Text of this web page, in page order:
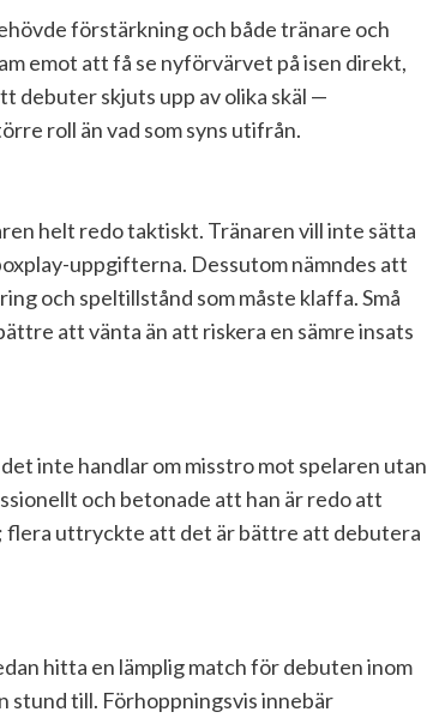
förstärkning och både tränare och
emot att få se nyförvärvet på isen direkt,
debuter skjuts upp av olika skäl —
roll än vad som syns utifrån.
helt redo taktiskt. Tränaren vill inte sätta
uppgifterna. Dessutom nämndes att
och speltillstånd som måste klaffa. Små
att vänta än att riskera en sämre insats
inte handlar om misstro mot spelaren utan
och betonade att han är redo att
flera uttryckte att det är bättre att debutera
hitta en lämplig match för debuten inom
stund till. Förhoppningsvis innebär